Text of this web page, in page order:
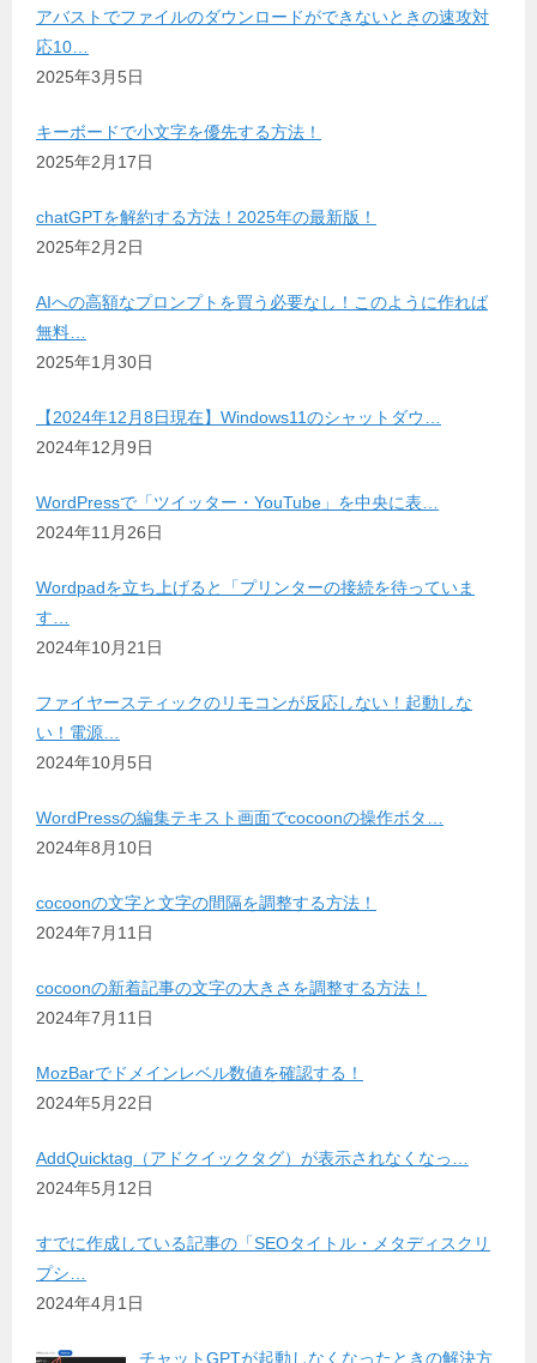
アバストでファイルのダウンロードができないときの速攻対
応10…
2025年3月5日
キーボードで小文字を優先する方法！
2025年2月17日
chatGPTを解約する方法！2025年の最新版！
2025年2月2日
AIへの高額なプロンプトを買う必要なし！このように作れば
無料…
2025年1月30日
【2024年12月8日現在】Windows11のシャットダウ…
2024年12月9日
WordPressで「ツイッター・YouTube」を中央に表…
2024年11月26日
Wordpadを立ち上げると「プリンターの接続を待っていま
す…
2024年10月21日
ファイヤースティックのリモコンが反応しない！起動しな
い！電源…
2024年10月5日
WordPressの編集テキスト画面でcocoonの操作ボタ…
2024年8月10日
cocoonの文字と文字の間隔を調整する方法！
2024年7月11日
cocoonの新着記事の文字の大きさを調整する方法！
2024年7月11日
MozBarでドメインレベル数値を確認する！
2024年5月22日
AddQuicktag（アドクイックタグ）が表示されなくなっ…
2024年5月12日
すでに作成している記事の「SEOタイトル・メタディスクリ
プシ…
2024年4月1日
チャットGPTが起動しなくなったときの解決方